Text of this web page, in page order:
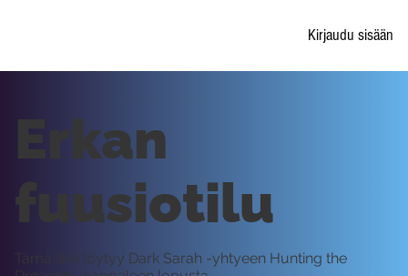
Kirjaudu sisään
Erkan
fuusiotilu
Tämä likki löytyy Dark Sarah -yhtyeen Hunting the